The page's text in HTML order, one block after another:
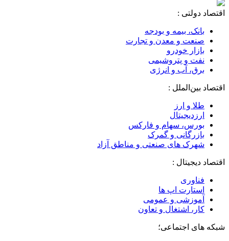
اقتصاد دولتی :
بانک، بیمه و بودجه
صنعت و معدن و تجارت
بازار خودرو
نفت و پتروشیمی
برق، آب و انرژی
اقتصاد بین‌الملل :
طلا و ارز
ارزدیجیتال
بورس، سهام و فارکس
بازرگانی و گمرک
شهرک های صنعتی و مناطق آزاد
اقتصاد دیجیتال :
فناوری
استارت اپ ها
آموزشی و عمومی
کار، اشتغال و تعاون
شبکه های اجتماعی؛